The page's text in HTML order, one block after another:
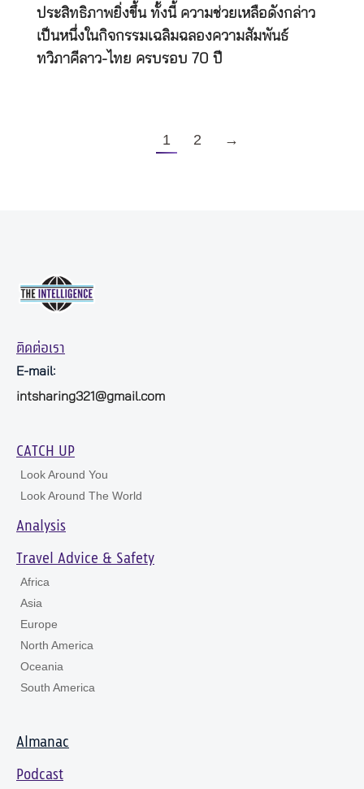
ประสิทธิภาพยิ่งขึ้น ทั้งนี้ ความช่วยเหลือดังกล่าว
เป็นหนึ่งในกิจกรรมเฉลิมฉลองความสัมพันธ์
ทวิภาคีลาว-ไทย ครบรอบ 70 ปี
1 2 →
ติดต่อเรา
E-mail:
intsharing321@gmail.com
CATCH UP
Look Around You
Look Around The World
Analysis
Travel Advice & Safety
Africa
Asia
Europe
North America
Oceania
South America
Almanac
Podcast